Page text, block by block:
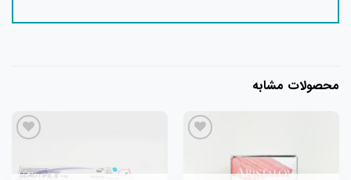
محصولات مشابه